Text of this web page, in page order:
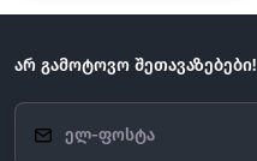
არ გამოტოვო შეთავაზებები!